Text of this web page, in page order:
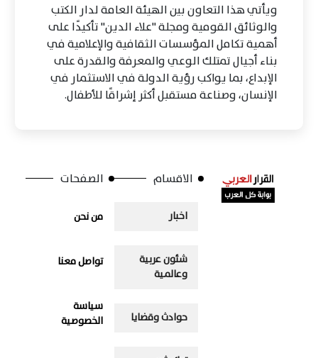
ويأتي هذا التعاون بين الهيئة العامة لدار الكتب
والوثائق القومية ومجلة "علاء الدين" تأكيدًا على
أهمية تكامل المؤسسات الثقافية والإعلامية في
بناء أجيال تمتلك الوعي والمعرفة والقدرة على
الإبداع، بما يواكب رؤية الدولة في الاستثمار في
الإنسان، وصناعة مستقبل أكثر إشراقًا للأطفال.
الاقسام
اخبار
شئون عربية
وعالمية
حوادث وقضايا
الصفحات
من نحن
تواصل معنا
سياسة
الخصوصية